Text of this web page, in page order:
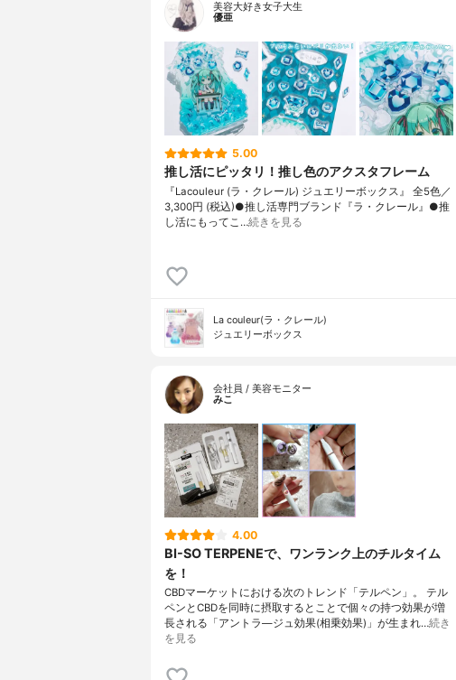
美容大好き女子大生
優亜
5.00
推し活にピッタリ！推し色のアクスタフレーム
『Lacouleur (ラ・クレール) ジュエリーボックス』 全5色／
3,300円 (税込)●推し活専門ブランド『ラ・クレール』●推
し活にもってこ…続きを見る
La couleur(ラ・クレール)
ジュエリーボックス
会社員 / 美容モニター
みこ
4.00
BI-SO TERPENEで、ワンランク上のチルタイム
を！
CBDマーケットにおける次のトレンド「テルペン」。 テル
ペンとCBDを同時に摂取するとことで個々の持つ効果が増
長される「アントラ―ジュ効果(相乗効果)」が生まれ…続き
を見る